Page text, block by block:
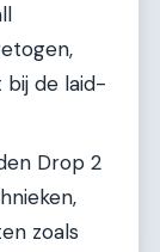
de laid-
Drop 2
zoals